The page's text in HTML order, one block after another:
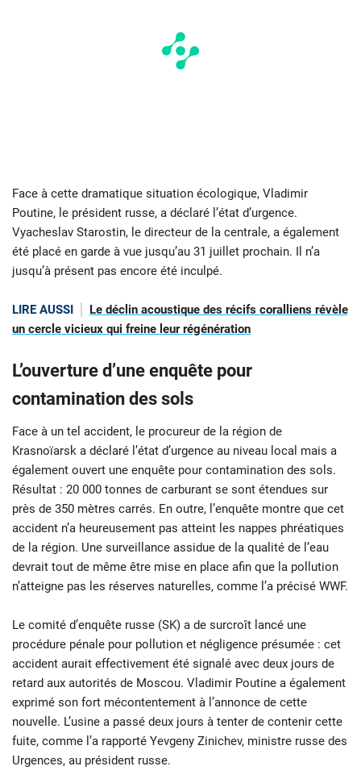
Face à cette dramatique situation écologique, Vladimir
Poutine, le président russe, a déclaré l’état d’urgence.
Vyacheslav Starostin, le directeur de la centrale, a également
été placé en garde à vue jusqu’au 31 juillet prochain. Il n’a
jusqu’à présent pas encore été inculpé.
LIRE AUSSI
Le déclin acoustique des récifs coralliens révèle
un cercle vicieux qui freine leur régénération
L’ouverture d’une enquête pour
contamination des sols
Face à un tel accident, le procureur de la région de
Krasnoïarsk a déclaré l’état d’urgence au niveau local mais a
également ouvert une enquête pour contamination des sols.
Résultat : 20 000 tonnes de carburant se sont étendues sur
près de 350 mètres carrés. En outre, l’enquête montre que cet
accident n’a heureusement pas atteint les nappes phréatiques
de la région. Une surveillance assidue de la qualité de l’eau
devrait tout de même être mise en place afin que la pollution
n’atteigne pas les réserves naturelles, comme l’a précisé WWF.
Le comité d’enquête russe (SK) a de surcroît lancé une
procédure pénale pour pollution et négligence présumée : cet
accident aurait effectivement été signalé avec deux jours de
retard aux autorités de Moscou. Vladimir Poutine a également
exprimé son fort mécontentement à l’annonce de cette
nouvelle. L’usine a passé deux jours à tenter de contenir cette
fuite, comme l’a rapporté Yevgeny Zinichev, ministre russe des
Urgences, au président russe.